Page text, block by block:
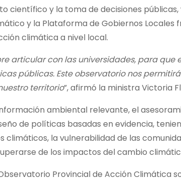
científico y la toma de decisiones públicas,
y la Plataforma de Gobiernos Locales
climática a nivel local.
articular con las universidades, para que
públicas. Este observatorio nos permitirá
territorio”, afirmó la ministra Victoria
ambiental relevante, el
de políticas basadas en evidencia,
la vulnerabilidad de las
de los impactos del cambio
Provincial de Acción Climática